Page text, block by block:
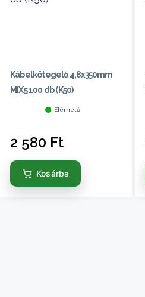
Kábelkötegelő 4,8x350mm
MIX5 100 db (K50)
Elérhető
2 580 Ft
Kosárba